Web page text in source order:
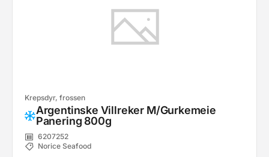
Krepsdyr, frossen
Argentinske Villreker M/Gurkemeie
Panering 800g
6207252
Norice Seafood